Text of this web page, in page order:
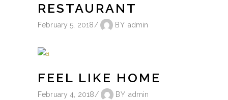
RESTAURANT
February 5, 2018 BY admin
FEEL LIKE HOME
February 4, 2018 BY admin